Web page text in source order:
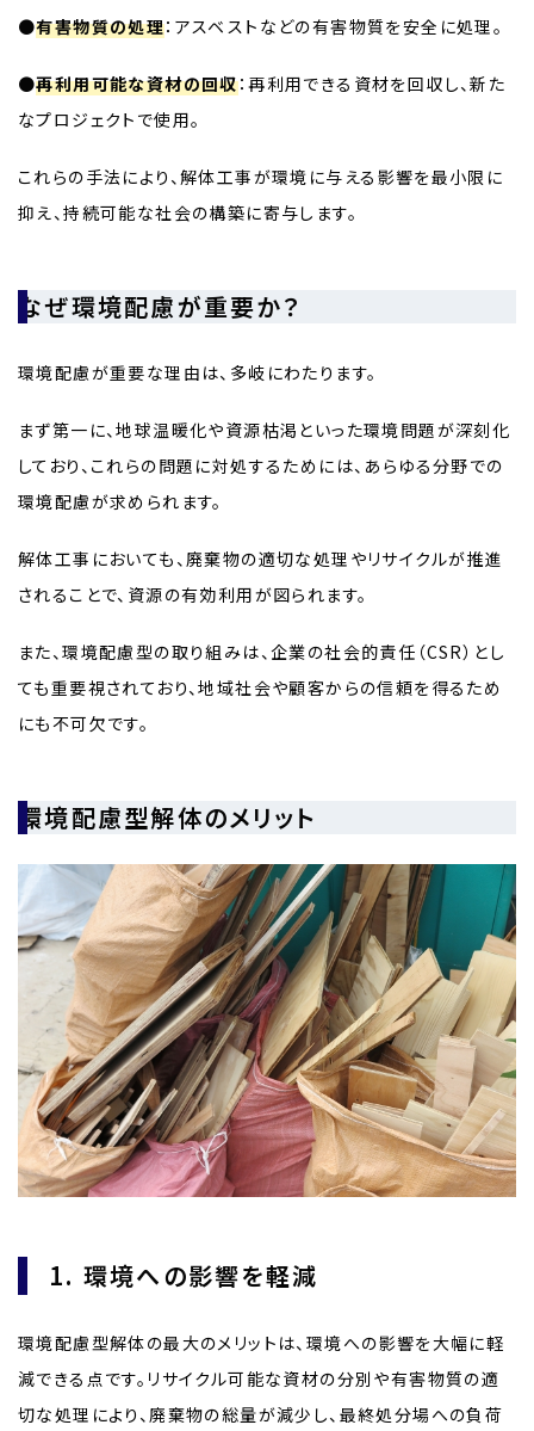
●有害物質の処理：アスベストなどの有害物質を安全に処理。
●再利用可能な資材の回収：再利用できる資材を回収し、新た
なプロジェクトで使用。
これらの手法により、解体工事が環境に与える影響を最小限に
抑え、持続可能な社会の構築に寄与します。
なぜ環境配慮が重要か？
環境配慮が重要な理由は、多岐にわたります。
まず第一に、地球温暖化や資源枯渇といった環境問題が深刻化
しており、これらの問題に対処するためには、あらゆる分野での
環境配慮が求められます。
解体工事においても、廃棄物の適切な処理やリサイクルが推進
されることで、資源の有効利用が図られます。
また、環境配慮型の取り組みは、企業の社会的責任（CSR）とし
ても重要視されており、地域社会や顧客からの信頼を得るため
にも不可欠です。
環境配慮型解体のメリット
1. 環境への影響を軽減
環境配慮型解体の最大のメリットは、環境への影響を大幅に軽
減できる点です。リサイクル可能な資材の分別や有害物質の適
切な処理により、廃棄物の総量が減少し、最終処分場への負荷